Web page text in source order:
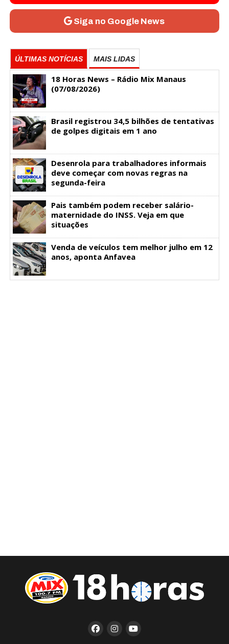
Siga no Google News
ÚLTIMAS NOTÍCIAS MAIS LIDAS
18 Horas News​​​​​​​​​​​​ – Rádio Mix Manaus
(07/08/2026)
Brasil registrou 34,5 bilhões de tentativas
de golpes digitais em 1 ano
Desenrola para trabalhadores informais
deve começar com novas regras na
segunda-feira
Pais também podem receber salário-
maternidade do INSS. Veja em que
situações
Venda de veículos tem melhor julho em 12
anos, aponta Anfavea